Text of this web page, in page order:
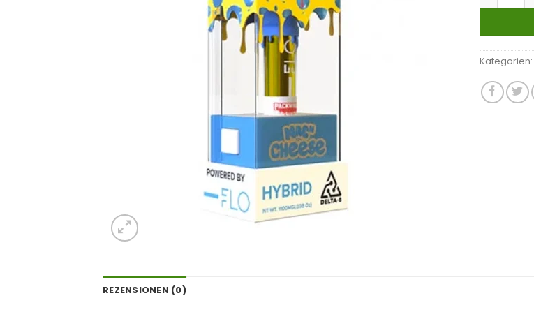
Kategorien:
REZENSIONEN (0)